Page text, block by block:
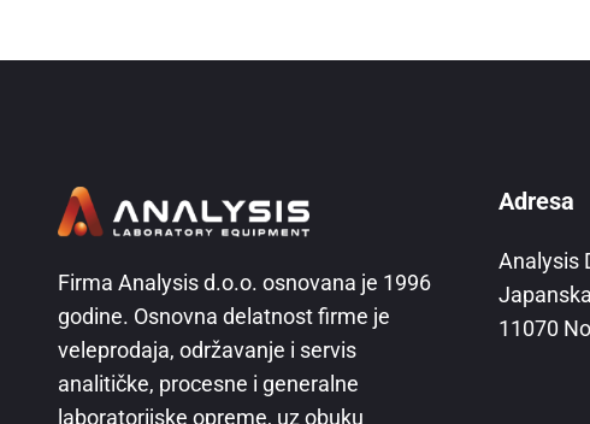
Firma Analysis d.o.o. osnovana je 1996
godine. Osnovna delatnost firme je
veleprodaja, održavanje i servis
analitičke, procesne i generalne
laboratorijske opreme, uz obuku
Adresa
Analysis
11070